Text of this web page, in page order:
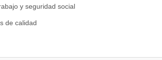
y seguridad social
de calidad
procesos